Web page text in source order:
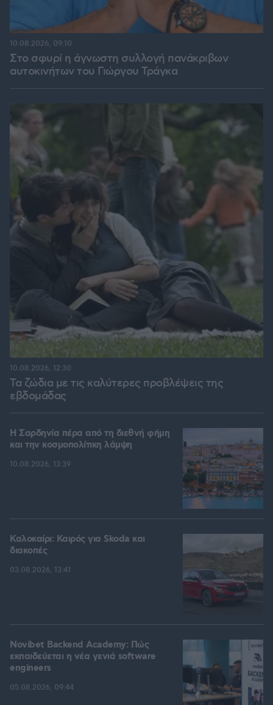
Στο σφυρί η άγνωστη συλλογή πανάκριβων
αυτοκινήτων του Γιώργου Τράγκα
10.08.2026, 09:10
Τα ζώδια με τις καλύτερες προβλέψεις της
εβδομάδας
10.08.2026, 12:30
Η Σαρδηνία πέρα από τη διεθνή φήμη
και την κοσμοπολίτικη λάμψη
10.08.2026, 13:39
Καλοκαίρι: Καιρός για Skoda και
διακοπές
03.08.2026, 13:41
Novibet Backend Academy: Πώς
εκπαιδεύεται η νέα γενιά software
engineers
05.08.2026, 09:44